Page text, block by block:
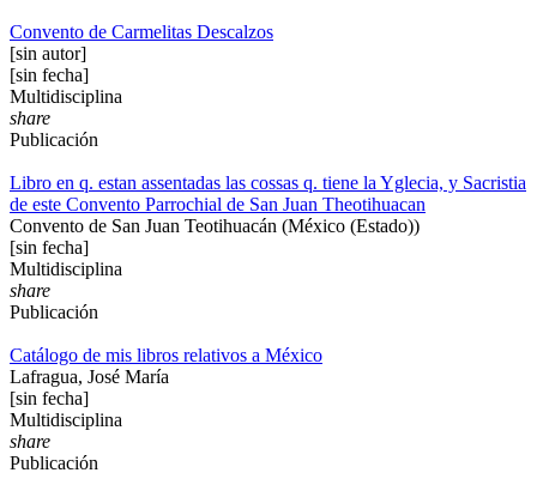
Convento de Carmelitas Descalzos
[sin autor]
[sin fecha]
Multidisciplina
share
Publicación
Libro en q. estan assentadas las cossas q. tiene la Yglecia, y Sacristia
de este Convento Parrochial de San Juan Theotihuacan
Convento de San Juan Teotihuacán (México (Estado))
[sin fecha]
Multidisciplina
share
Publicación
Catálogo de mis libros relativos a México
Lafragua, José María
[sin fecha]
Multidisciplina
share
Publicación